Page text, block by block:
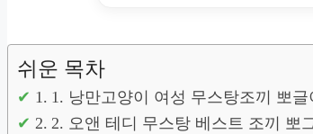
쉬운 목차
1. 낭만고양이 여성 무스탕조끼 뽀글
2. 오앤 테디 무스탕 베스트 조끼 뽀